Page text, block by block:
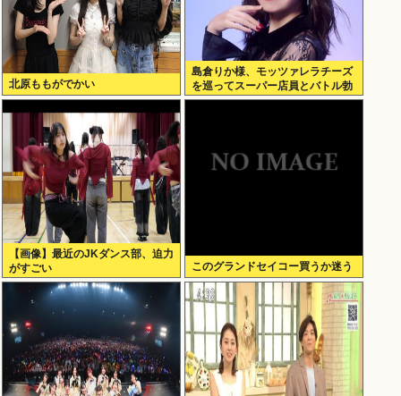
北原ももがでかい
島倉りか様、モッツァレラチーズ
を巡ってスーパー店員とバトル勃
発ｗｗｗ
【画像】最近のJKダンス部、迫力
がすごい
このグランドセイコー買うか迷う